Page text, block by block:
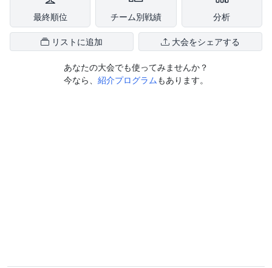
最終順位 チーム別戦績 分析
リストに追加 大会をシェアする
あなたの大会でも使ってみませんか？
今なら、 紹介プログラム もあります。